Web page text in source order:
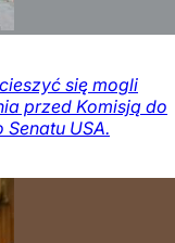
się mogli
przed Komisją do
USA.